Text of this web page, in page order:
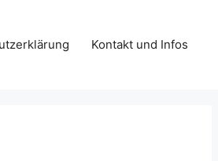
Kontakt und Infos